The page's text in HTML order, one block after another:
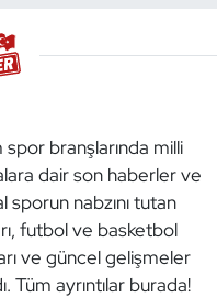
branşlarında milli
dair son haberler ve
sporun nabzını tutan
futbol ve basketbol
ve güncel gelişmeler
Tüm ayrıntılar burada!